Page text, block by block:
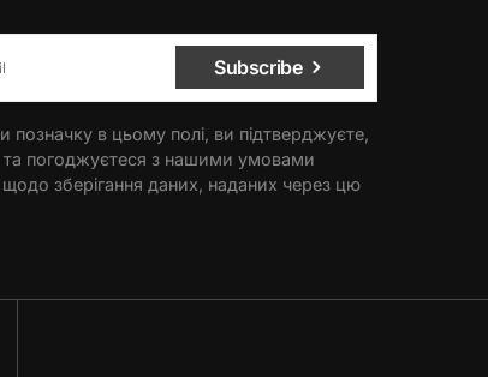
Subscribe
позначку в цьому полі, ви підтверджуєте,
погоджуєтеся з нашими умовами
зберігання даних, наданих через цю